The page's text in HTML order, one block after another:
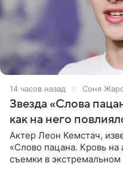
14 часов назад Соня
Звезда «Слова
как на него
Актер Леон Кемстач,
«Слово пацана. Кровь на
съемки в